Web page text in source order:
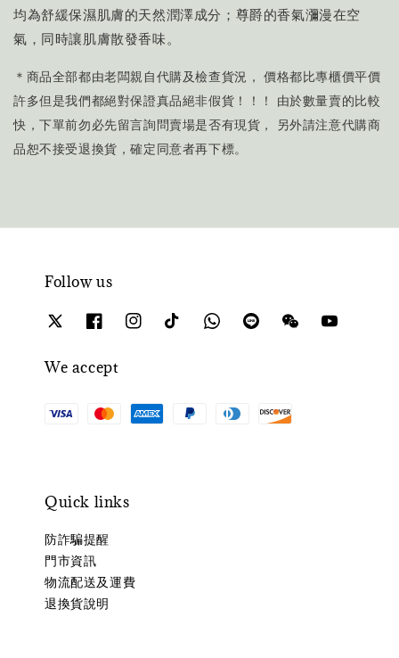
均為舒緩保濕肌膚的天然潤澤成分；尊爵的香氣瀰漫在空
氣，同時讓肌膚散發香味。
＊商品全部都由老闆親自代購及檢查貨況， 價格都比專櫃價平價
許多但是我們都絕對保證真品絕非假貨！！！ 由於數量賣的比較
快，下單前勿必先留言詢問賣場是否有現貨， 另外請注意代購商
品恕不接受退換貨，確定同意者再下標。
Follow us
We accept
Quick links
防詐騙提醒
門市資訊
物流配送及運費
退換貨說明